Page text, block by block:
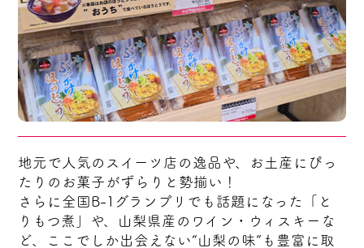
地元で人気のスイーツ店の逸品や、お土産にぴっ
たりのお菓子がずらりと勢揃い！
さらに全国B-1グランプリでも話題になった「と
りもつ煮」や、山梨県産のワイン・ウィスキーな
ど、ここでしか出会えない“山梨の味”も豊富に取